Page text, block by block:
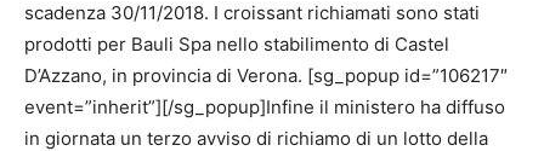
scadenza 30/11/2018. I croissant richiamati sono stati
prodotti per Bauli Spa nello stabilimento di Castel
D’Azzano, in provincia di Verona. [sg_popup id=”106217″
event=”inherit”][/sg_popup]Infine il ministero ha diffuso
in giornata un terzo avviso di richiamo di un lotto della